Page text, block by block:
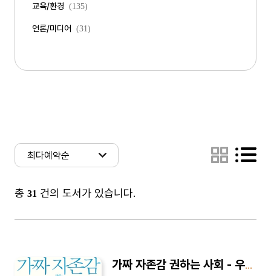
교육/환경 (135)
언론/미디어 (31)
총 31 건의 도서가 있습니다.
가짜 자존감 권하는 사회 - 우리 모두의 진짜 자존감을 찾는 심리학 공부